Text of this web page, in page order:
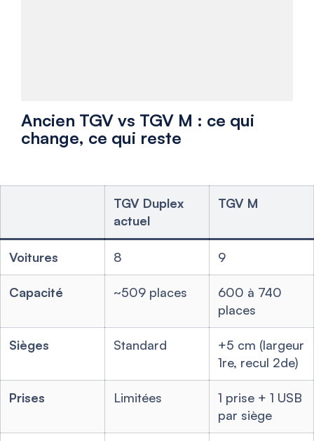
Ancien TGV vs TGV M : ce qui
change, ce qui reste
TGV Duplex
actuel
TGV M
Voitures 8 9
Capacité ~509 places
600 à 740
places
Sièges Standard
+5 cm (largeur
1re, recul 2de)
Prises Limitées
1 prise + 1 USB
par siège